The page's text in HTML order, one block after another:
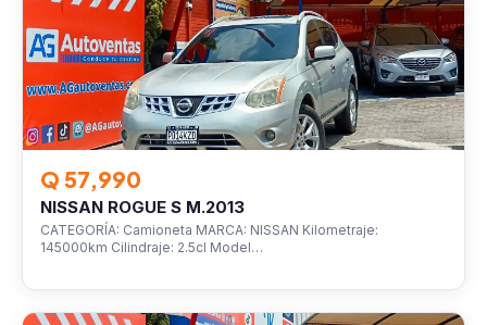
Q 57,990
NISSAN ROGUE S M.2013
CATEGORÍA: Camioneta MARCA: NISSAN Kilometraje:
145000km Cilindraje: 2.5cl Model…